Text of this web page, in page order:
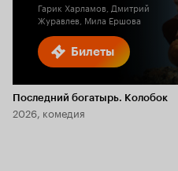
Билеты
Гарик Харламов, Дмитрий
Журавлев, Мила Ершова
Последний богатырь. Колобок
2026, комедия